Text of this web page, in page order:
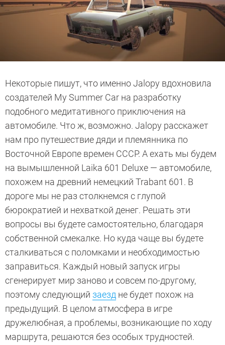
Некоторые пишут, что именно Jalopy вдохновила
создателей My Summer Car на разработку
подобного медитативного приключения на
автомобиле. Что ж, возможно. Jalopy расскажет
нам про путешествие дяди и племянника по
Восточной Европе времен СССР. А ехать мы будем
на вымышленной Laika 601 Deluxe — автомобиле,
похожем на древний немецкий Trabant 601. В
дороге мы не раз столкнемся с глупой
бюрократией и нехваткой денег. Решать эти
вопросы вы будете самостоятельно, благодаря
собственной смекалке. Но куда чаще вы будете
сталкиваться с поломками и необходимостью
заправиться. Каждый новый запуск игры
сгенерирует мир заново и совсем по-другому,
поэтому следующий заезд не будет похож на
предыдущий. В целом атмосфера в игре
дружелюбная, а проблемы, возникающие по ходу
маршрута, решаются без особых трудностей.